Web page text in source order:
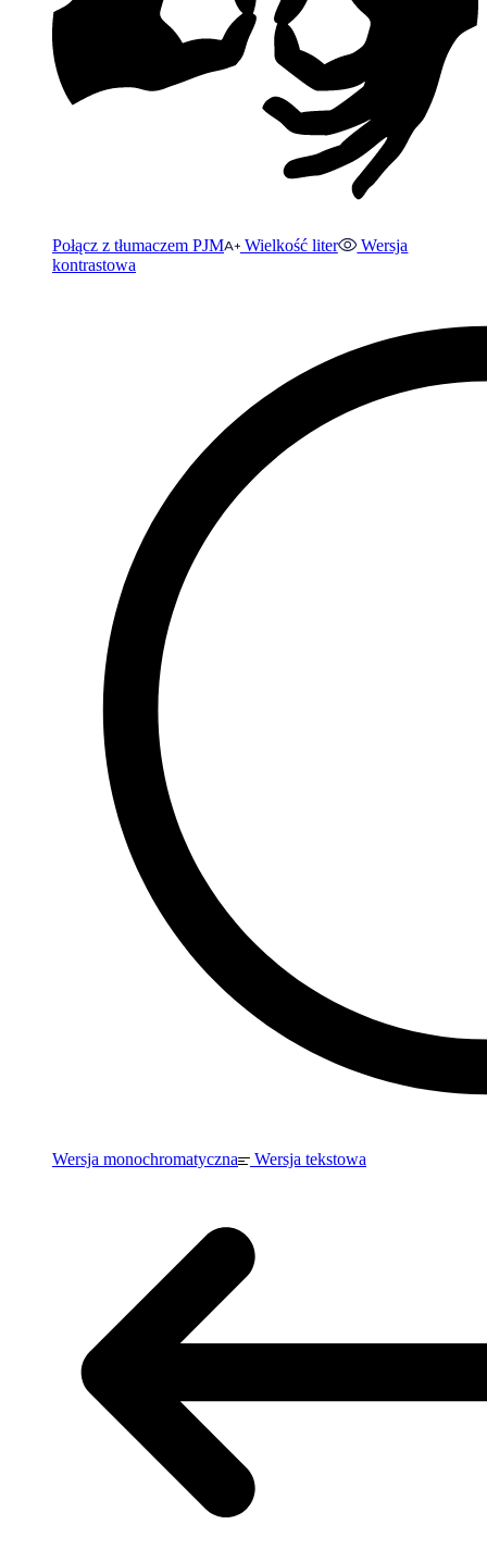
Połącz z tłumaczem PJM Wielkość liter
Wersja
kontrastowa
Wersja monochromatyczna Wersja tekstowa